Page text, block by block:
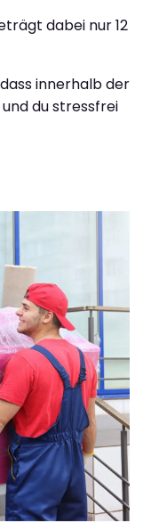
dabei nur 12
innerhalb der
und du stressfrei